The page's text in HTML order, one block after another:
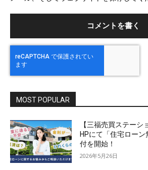
MOST POPULAR
【三福売買ステーシ
HPにて「住宅ロー
付を開始！
2026年5月26日